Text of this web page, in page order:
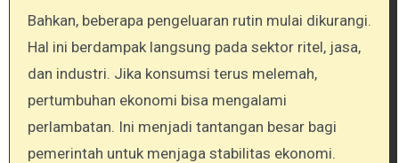
Bahkan, beberapa pengeluaran rutin mulai dikurangi.
Hal ini berdampak langsung pada sektor ritel, jasa,
dan industri. Jika konsumsi terus melemah,
pertumbuhan ekonomi bisa mengalami
perlambatan. Ini menjadi tantangan besar bagi
pemerintah untuk menjaga stabilitas ekonomi.